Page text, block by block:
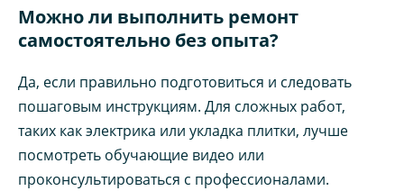
Можно ли выполнить ремонт
самостоятельно без опыта?
Да, если правильно подготовиться и следовать
пошаговым инструкциям. Для сложных работ,
таких как электрика или укладка плитки, лучше
посмотреть обучающие видео или
проконсультироваться с профессионалами.